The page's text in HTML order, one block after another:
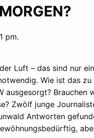
pm.
Luft – das sind nur
Wie ist das
ausgesorgt? Brauchen
Zwölf junge
Antworten